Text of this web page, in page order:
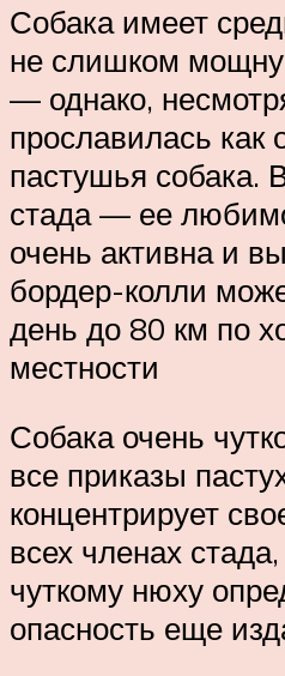
Собака имеет
не слишком
— однако,
прославилась как
пастушья собака.
стада — ее
очень активна и
бордер-колли
день до 80 км по
местности
Собака очень
все приказы
концентрирует
всех членах
чуткому нюху
опасность еще